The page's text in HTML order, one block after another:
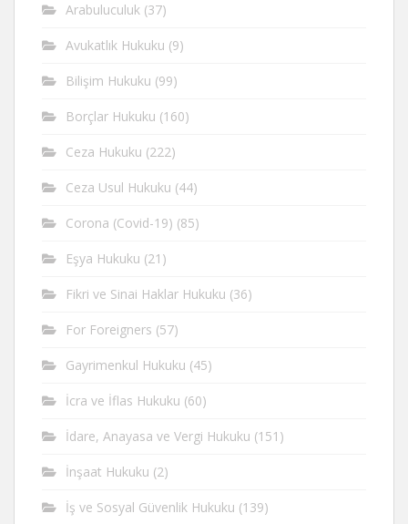
Arabuluculuk (37)
Avukatlık Hukuku (9)
Bilişim Hukuku (99)
Borçlar Hukuku (160)
Ceza Hukuku (222)
Ceza Usul Hukuku (44)
Corona (Covid-19) (85)
Eşya Hukuku (21)
Fikri ve Sinai Haklar Hukuku (36)
For Foreigners (57)
Gayrimenkul Hukuku (45)
İcra ve İflas Hukuku (60)
İdare, Anayasa ve Vergi Hukuku (151)
İnşaat Hukuku (2)
İş ve Sosyal Güvenlik Hukuku (139)